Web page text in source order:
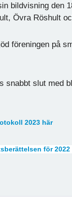
bildvisning den
Övra Röshult
föreningen på
snabbt slut med
2023 här
för 2022